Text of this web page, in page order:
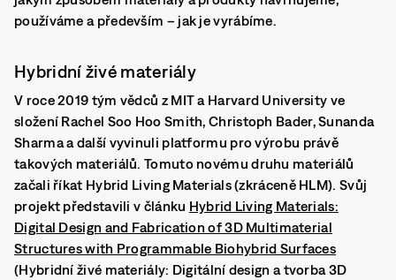
používáme a především – jak je vyrábíme.
Hybridní živé materiály
V roce 2019 tým vědců z MIT a Harvard University ve
složení Rachel Soo Hoo Smith, Christoph Bader, Sunanda
Sharmaa další vyvinuli platformu pro výrobu právě
takových materiálů. Tomuto novému druhu materiálů
začali říkat Hybrid Living Materials (zkráceně HLM). Svůj
projekt představili v článku Hybrid Living Materials:
Digital Design and Fabrication of 3D Multimaterial
Structures with Programmable Biohybrid Surfaces
(Hybridní živé materiály: Digitální design a tvorba 3D